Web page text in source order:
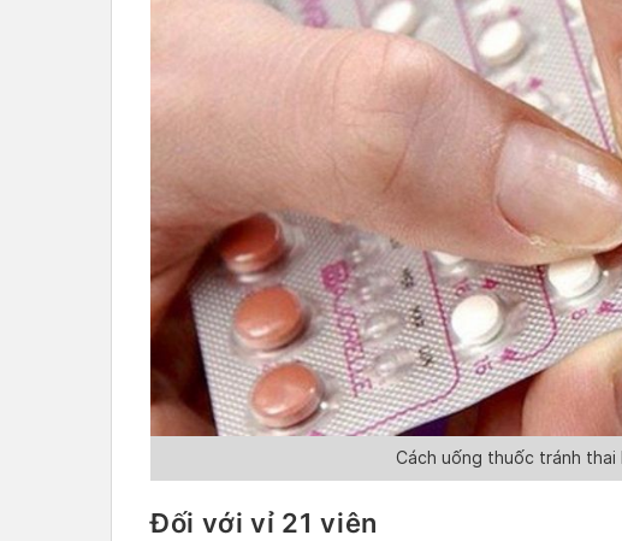
Cách uống thuốc tránh thai
Đối với vỉ 21 viên